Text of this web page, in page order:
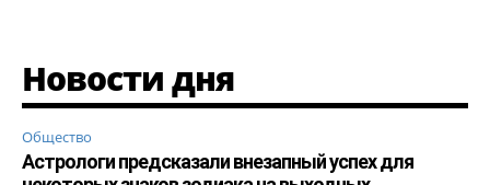
Новости дня
Общество
Астрологи предсказали внезапный успех для